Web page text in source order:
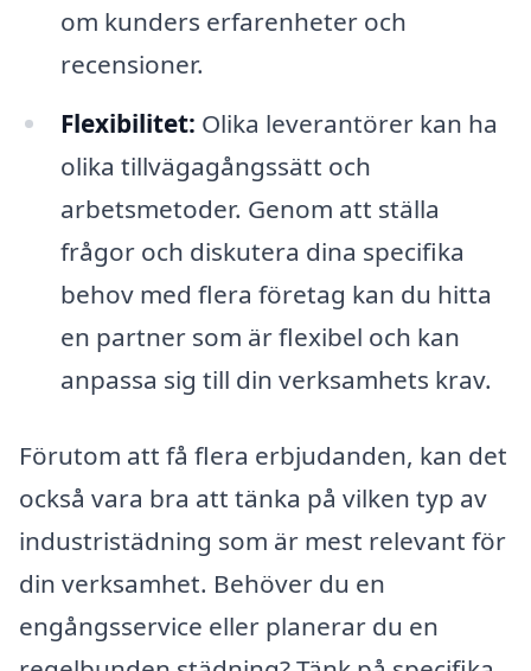
om kunders erfarenheter och
recensioner.
Flexibilitet: Olika leverantörer kan ha
olika tillvägagångssätt och
arbetsmetoder. Genom att ställa
frågor och diskutera dina specifika
behov med flera företag kan du hitta
en partner som är flexibel och kan
anpassa sig till din verksamhets krav.
Förutom att få flera erbjudanden, kan det
också vara bra att tänka på vilken typ av
industristädning som är mest relevant för
din verksamhet. Behöver du en
engångsservice eller planerar du en